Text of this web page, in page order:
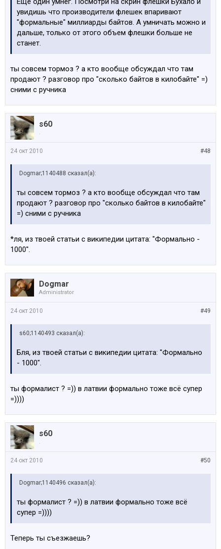
увидишь что производители флешек впаривают
"формальные" миллиарды байтов. А умничать можно и
дальше, только от этого объем флешки больше не
станет.
ты совсем тормоз ? а кто вообще обсуждал что там
продают ? разговор про "сколько байтов в килобайте" =)
сними с ручника
s60
.
#48
24 окт 2010
Dogmar;1140488 сказал(а):
ты совсем тормоз ? а кто вообще обсуждал что там
продают ? разговор про "сколько байтов в килобайте"
=) сними с ручника
*ля, из твоей статьи с википедии цитата: "Формально -
1000".
Dogmar
Administrator
#49
24 окт 2010
s60;1140493 сказал(а):
Бля, из твоей статьи с википедии цитата: "Формально
- 1000".
ты формалист ? =)) в латвии формально тоже всё супер
=))))
s60
.
#50
24 окт 2010
Dogmar;1140496 сказал(а):
ты формалист ? =)) в латвии формально тоже всё
супер =))))
Теперь ты съезжаешь?